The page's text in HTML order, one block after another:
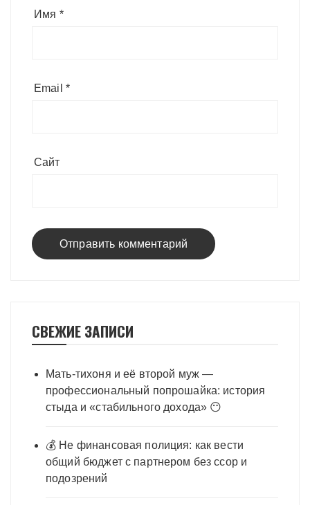
Имя *
Email *
Сайт
СВЕЖИЕ ЗАПИСИ
Мать-тихоня и её второй муж —
профессиональный попрошайка: история
стыда и «стабильного дохода» 😶
💰 Не финансовая полиция: как вести
общий бюджет с партнером без ссор и
подозрений